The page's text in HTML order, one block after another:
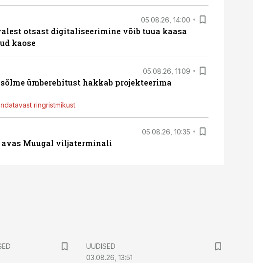
05.08.26, 14:00
otsast digitaliseerimine võib tuua kaasa
kaose
05.08.26, 11:09
ümberehitust hakkab projekteerima
ringristmikust
05.08.26, 10:35
avas Muugal viljaterminali
UUDISED
03.08.26, 13:51